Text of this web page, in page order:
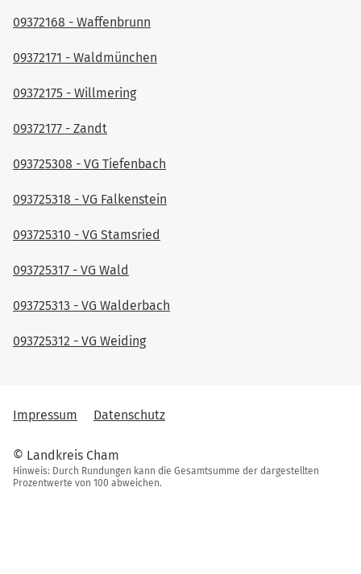
09372168 - Waffenbrunn
09372171 - Waldmünchen
09372175 - Willmering
09372177 - Zandt
093725308 - VG Tiefenbach
093725318 - VG Falkenstein
093725310 - VG Stamsried
093725317 - VG Wald
093725313 - VG Walderbach
093725312 - VG Weiding
Impressum Datenschutz
© Landkreis Cham
Hinweis: Durch Rundungen kann die Gesamtsumme der dargestellten
Prozentwerte von 100 abweichen.